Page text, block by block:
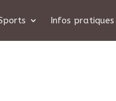
Infos pratiques